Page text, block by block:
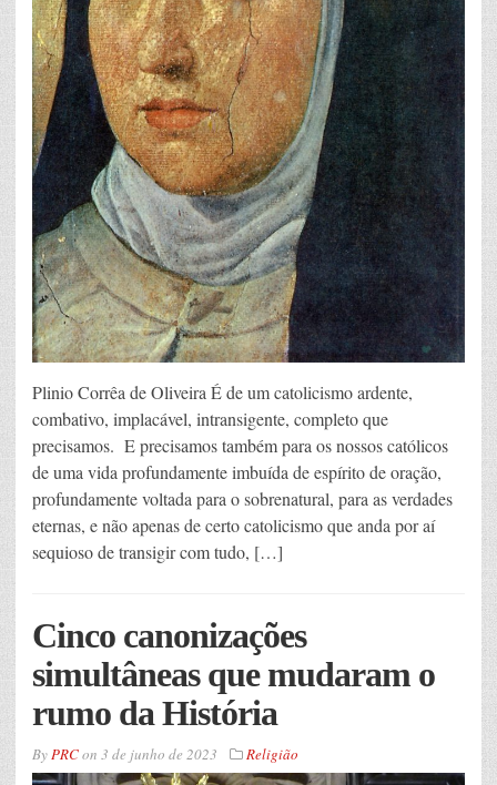
Plinio Corrêa de Oliveira É de um catolicismo ardente,
combativo, implacável, intransigente, completo que
precisamos. E precisamos também para os nossos católicos
de uma vida profundamente imbuída de espírito de oração,
profundamente voltada para o sobrenatural, para as verdades
eternas, e não apenas de certo catolicismo que anda por aí
sequioso de transigir com tudo, […]
Cinco canonizações
simultâneas que mudaram o
rumo da História
ByPRCon 3 de junho de 2023 Religião